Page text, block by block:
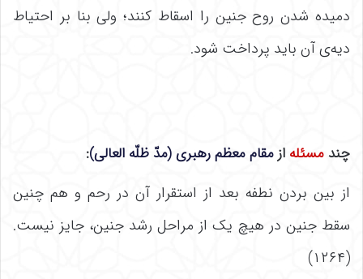
دمیده شدن روح جنین را اسقاط کنند؛ ولی بنا بر احتیاط
دیه‌ی آن باید پرداخت شود.
چندمسئله ازمقام معظم رهبری (مدّ ظلّه العالی):
از بین بردن نطفه بعد از استقرار آن در رحم و هم چنین
سقط جنین در هیچ یک از مراحل رشد جنین، جایز نیست.
(۱۲۶۴)